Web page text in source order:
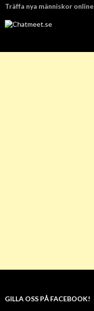
Träffa nya människor online
GILLA OSS PÅ FACEBOOK!